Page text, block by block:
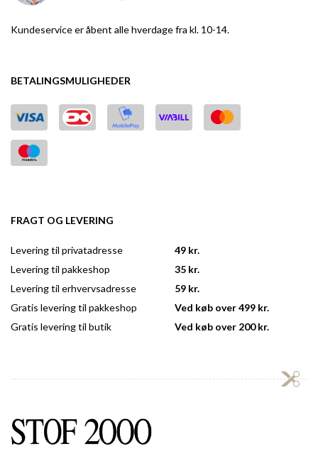
Kundeservice er åbent alle hverdage fra kl. 10-14.
BETALINGSMULIGHEDER
FRAGT OG LEVERING
Levering til privatadresse
Levering til pakkeshop
Levering til erhvervsadresse
Gratis levering til pakkeshop
Gratis levering til butik
49 kr.
35 kr.
59 kr.
Ved køb over 499 kr.
Ved køb over 200 kr.